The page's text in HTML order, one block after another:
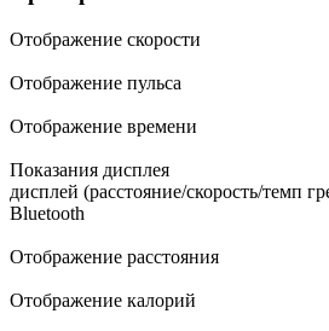
Отображение скорости
Отображение пульса
Отображение времени
Показания дисплея
дисплей (расстояние/скорость/темп
Bluetooth
Отображение расстояния
Отображение калорий